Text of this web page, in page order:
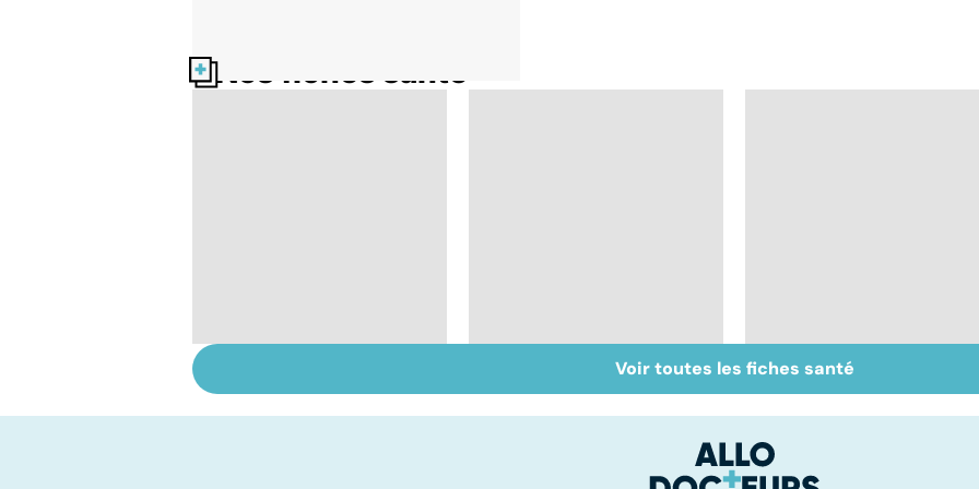
Nos fiches santé
priorité au dépistage
Tout savoir sur les
infections
Inflammation des
amygdales : que faire
Voir toutes les fiches santé